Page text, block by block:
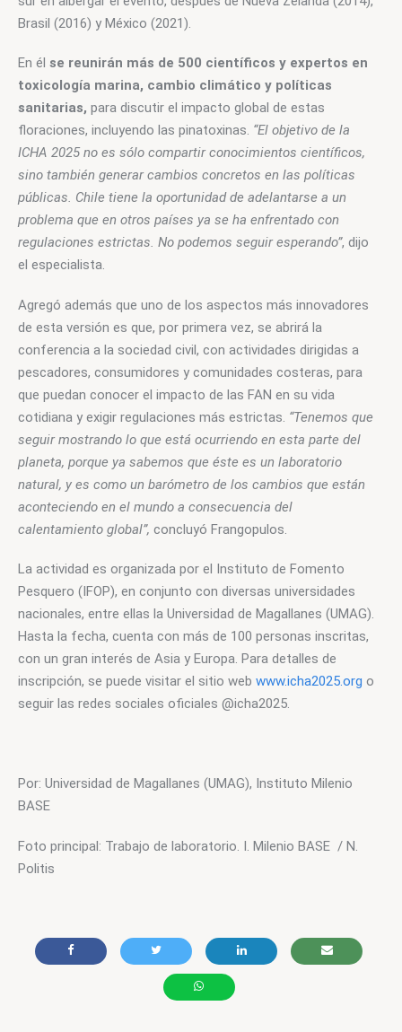
Brasil (2016) y México (2021).
En él se reunirán más de 500 científicos y expertos en
toxicología marina, cambio climático y políticas
sanitarias, para discutir el impacto global de estas
floraciones, incluyendo las pinatoxinas. “El objetivo de la
ICHA 2025 no es sólo compartir conocimientos científicos,
sino también generar cambios concretos en las políticas
públicas. Chile tiene la oportunidad de adelantarse a un
problema que en otros países ya se ha enfrentado con
regulaciones estrictas. No podemos seguir esperando”, dijo
el especialista.
Agregó además que uno de los aspectos más innovadores
de esta versión es que, por primera vez, se abrirá la
conferencia a la sociedad civil, con actividades dirigidas a
pescadores, consumidores y comunidades costeras, para
que puedan conocer el impacto de las FAN en su vida
cotidiana y exigir regulaciones más estrictas. “Tenemos que
seguir mostrando lo que está ocurriendo en esta parte del
planeta, porque ya sabemos que éste es un laboratorio
natural, y es como un barómetro de los cambios que están
aconteciendo en el mundo a consecuencia del
calentamiento global”, concluyó Frangopulos.
La actividad es organizada por el Instituto de Fomento
Pesquero (IFOP), en conjunto con diversas universidades
nacionales, entre ellas la Universidad de Magallanes (UMAG).
Hasta la fecha, cuenta con más de 100 personas inscritas,
con un gran interés de Asia y Europa. Para detalles de
inscripción, se puede visitar el sitio web www.icha2025.org o
seguir las redes sociales oficiales @icha2025.
Por: Universidad de Magallanes (UMAG), Instituto Milenio
BASE
Foto principal: Trabajo de laboratorio. I. Milenio BASE  / N.
Politis